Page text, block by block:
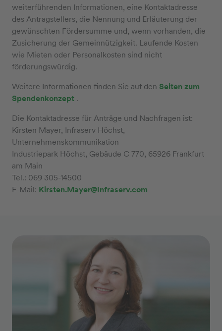
weiterführenden Informationen, eine Kontaktadresse
des Antragstellers, die Nennung und Erläuterung der
gewünschten Fördersumme und, wenn vorhanden, die
Zusicherung der Gemeinnützigkeit. Laufende Kosten
wie Mieten oder Personalkosten sind nicht
förderungswürdig.
Weitere Informationen finden Sie auf den Seiten zum
Spendenkonzept .
Die Kontaktadresse für Anträge und Nachfragen ist:
Kirsten Mayer, Infraserv Höchst,
Unternehmenskommunikation
Industriepark Höchst, Gebäude C 770, 65926 Frankfurt
am Main
Tel.: 069 305-14500
E-Mail: Kirsten.Mayer@Infraserv.com